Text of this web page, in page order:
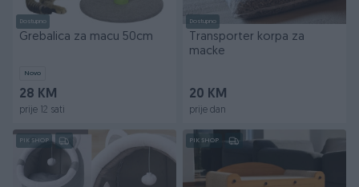
Dostupno
Grebalica za macu 50cm
Novo
28 KM
prije 12 sati
Dostupno
Transporter korpa za
macke
20 KM
prije dan
PIK SHOP PIK SHOP